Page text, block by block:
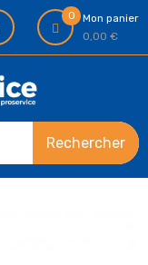
0
Mon panier
0,00 €
Rechercher